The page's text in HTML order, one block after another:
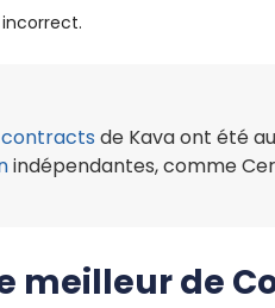
incorrect.
de Kava ont été
indépendantes, comme
meilleur de